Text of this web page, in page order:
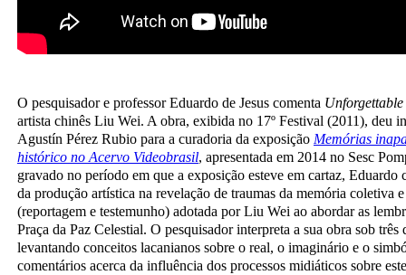
O pesquisador e professor Eduardo de Jesus comenta
artista chinês Liu Wei. A obra, exibida no 17º Festival (2011), deu
Agustín Pérez Rubio para a curadoria da exposição Memórias
histórico no Acervo Videobrasil, apresentada em 2014 no Sesc
gravado no período em que a exposição esteve em cartaz, Eduardo
da produção artística na revelação de traumas da memória coletiva
(reportagem e testemunho) adotada por Liu Wei ao abordar as
Praça da Paz Celestial. O pesquisador interpreta a sua obra sob três
levantando conceitos lacanianos sobre o real, o imaginário e o
comentários acerca da influência dos processos midiáticos sobre